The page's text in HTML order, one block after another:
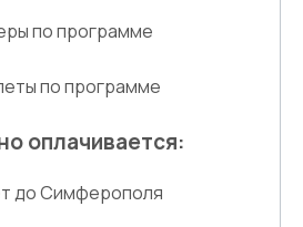
по программе
по программе
оплачивается:
до Симферополя